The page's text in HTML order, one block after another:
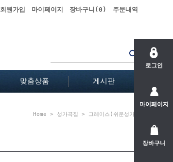
로그인
마이페이지
장바구니
회원가입 마이페이지 장바구니(0 ) 주문내역
맞춤상품 게시판
Home > 성가곡집 > 그레이스(쉬운성가)